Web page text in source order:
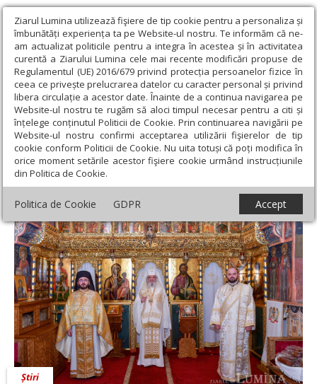
Ziarul Lumina utilizează fişiere de tip cookie pentru a personaliza și
îmbunătăți experiența ta pe Website-ul nostru. Te informăm că ne-
am actualizat politicile pentru a integra în acestea și în activitatea
curentă a Ziarului Lumina cele mai recente modificări propuse de
Regulamentul (UE) 2016/679 privind protecția persoanelor fizice în
ceea ce privește prelucrarea datelor cu caracter personal și privind
libera circulație a acestor date. Înainte de a continua navigarea pe
Website-ul nostru te rugăm să aloci timpul necesar pentru a citi și
înțelege conținutul Politicii de Cookie. Prin continuarea navigării pe
Website-ul nostru confirmi acceptarea utilizării fişierelor de tip
cookie conform Politicii de Cookie. Nu uita totuși că poți modifica în
orice moment setările acestor fişiere cookie urmând instrucțiunile
din Politica de Cookie.
Politica de Cookie GDPR Accept
Ziarul Lumina › Actualitate religioasă › Știri › Suferința poate fi
uneori o pocăință în tăcere
Suferința poate fi uneori o pocăință în
tăcere
Știri